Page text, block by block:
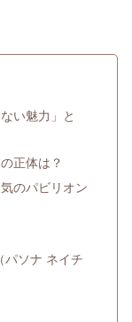
い魅力」と
正体は？
のパビリオン
パソナ ネイチ